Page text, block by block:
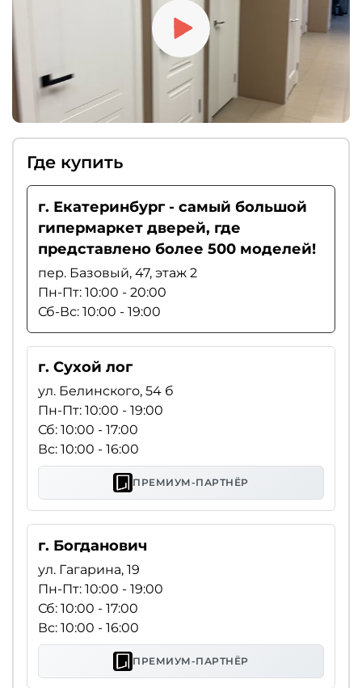
Где купить
г. Екатеринбург - самый большой
гипермаркет дверей, где
представлено более 500 моделей!
пер. Базовый, 47, этаж 2
Пн-Пт: 10:00 - 20:00
Сб-Вс: 10:00 - 19:00
г. Сухой лог
ул. Белинского, 54 б
Пн-Пт: 10:00 - 19:00
Сб: 10:00 - 17:00
Вс: 10:00 - 16:00
ПРЕМИУМ-ПАРТНЁР
г. Богданович
ул. Гагарина, 19
Пн-Пт: 10:00 - 19:00
Сб: 10:00 - 17:00
Вс: 10:00 - 16:00
ПРЕМИУМ-ПАРТНЁР